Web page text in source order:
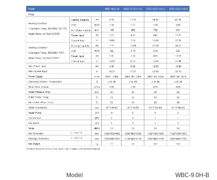
Model WBC-9.0H-B